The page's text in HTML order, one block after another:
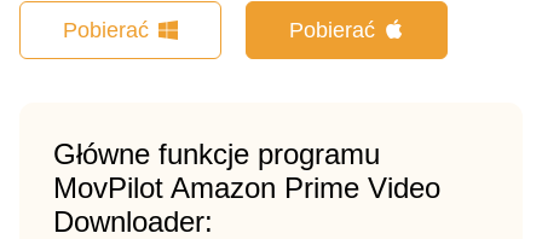
Pobierać Pobierać
Główne funkcje programu
MovPilot Amazon Prime Video
Downloader: